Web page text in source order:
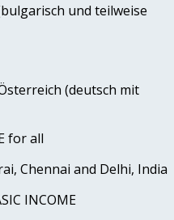
und teilweise
(deutsch mit
for all
Chennai and Delhi, India
INCOME